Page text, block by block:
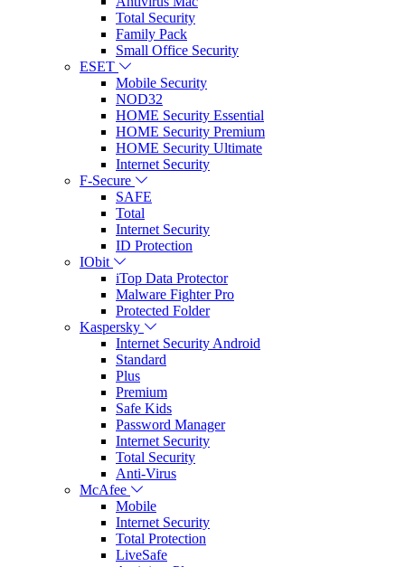
Total Security
Family Pack
Small Office Security
ESET
Mobile Security
NOD32
HOME Security Essential
HOME Security Premium
HOME Security Ultimate
Internet Security
F-Secure
SAFE
Total
Internet Security
ID Protection
IObit
iTop Data Protector
Malware Fighter Pro
Protected Folder
Kaspersky
Internet Security Android
Standard
Plus
Premium
Safe Kids
Password Manager
Internet Security
Total Security
Anti-Virus
McAfee
Mobile
Internet Security
Total Protection
LiveSafe